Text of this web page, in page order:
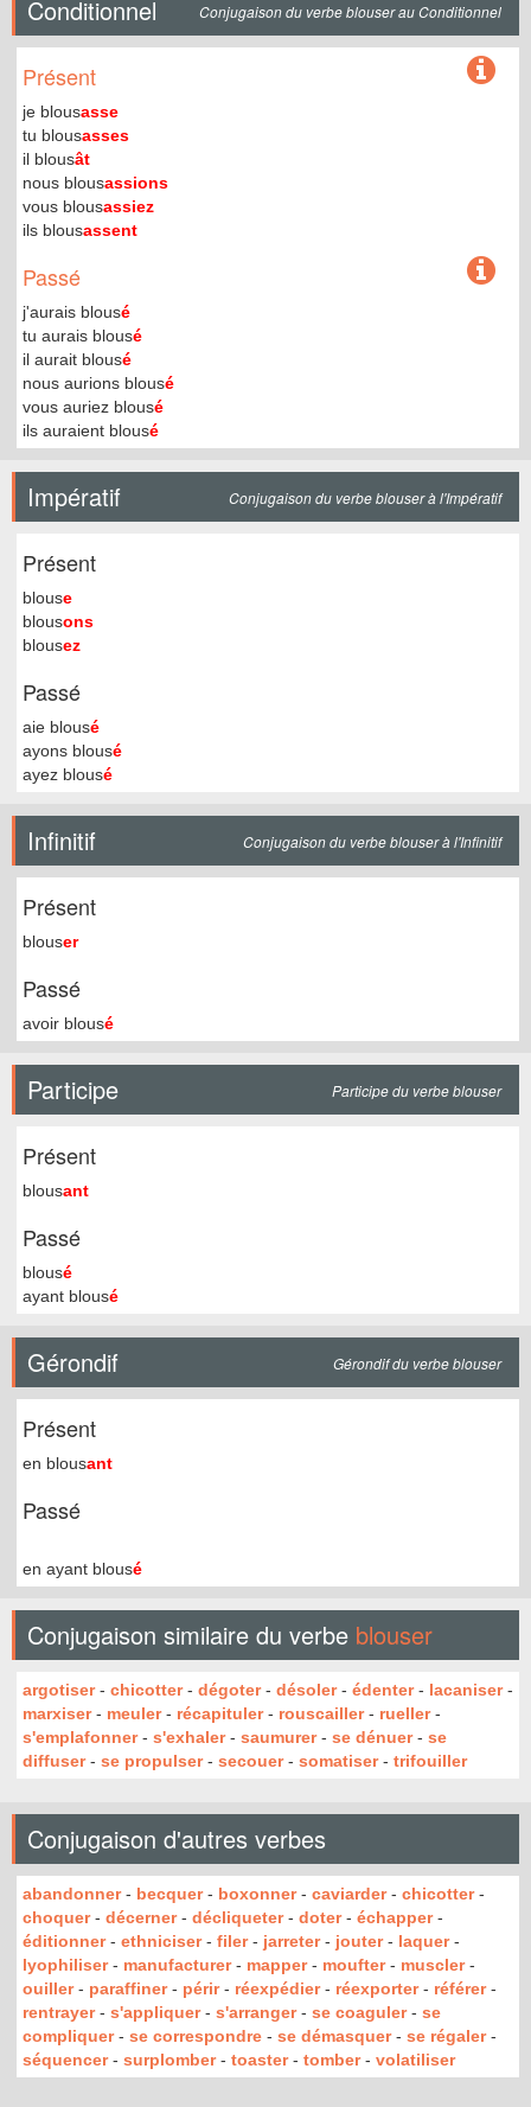
Conditionnel Conjugaison du verbe blouser au Conditionnel
Présent
je blousasse
tu blousasses
il blousât
nous blousassions
vous blousassiez
ils blousassent
Passé
j'aurais blousé
tu aurais blousé
il aurait blousé
nous aurions blousé
vous auriez blousé
ils auraient blousé
Impératif Conjugaison du verbe blouser à l'Impératif
Présent
blouse
blousons
blousez
Passé
aie blousé
ayons blousé
ayez blousé
Infinitif Conjugaison du verbe blouser à l'Infinitif
Présent
blouser
Passé
avoir blousé
Participe Participe du verbe blouser
Présent
blousant
Passé
blousé
ayant blousé
Gérondif Gérondif du verbe blouser
Présent
en blousant
Passé
en ayant blousé
Conjugaison similaire du verbe blouser
argotiser- chicotter- dégoter- désoler- édenter- lacaniser-
marxiser- meuler- récapituler- rouscailler- rueller-
s'emplafonner- s'exhaler- saumurer- se dénuer- se
diffuser- se propulser- secouer- somatiser- trifouiller
Conjugaison d'autres verbes
abandonner- becquer- boxonner- caviarder- chicotter-
choquer- décerner- décliqueter- doter- échapper-
éditionner- ethniciser- filer- jarreter- jouter- laquer-
lyophiliser- manufacturer- mapper- moufter- muscler-
ouiller- paraffiner- périr- réexpédier- réexporter- référer-
rentrayer- s'appliquer- s'arranger- se coaguler- se
compliquer- se correspondre - se démasquer- se régaler-
séquencer- surplomber- toaster- tomber- volatiliser